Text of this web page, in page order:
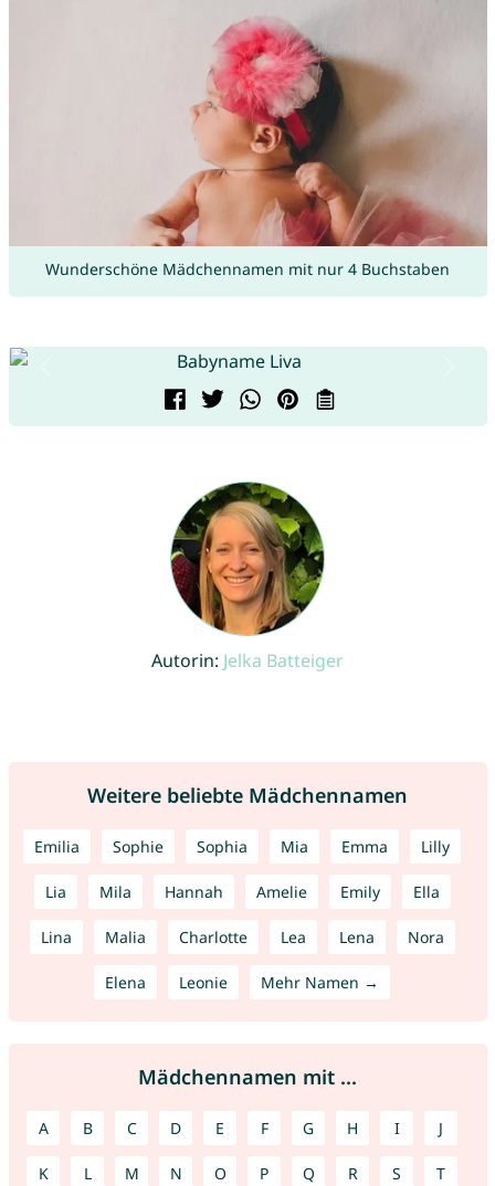
Wunderschöne Mädchennamen mit nur 4 Buchstaben
Autorin: Jelka Batteiger
Weitere beliebte Mädchennamen
Emilia Sophie Sophia Mia Emma Lilly
Lia Mila Hannah Amelie Emily Ella
Lina Malia Charlotte Lea Lena Nora
Elena Leonie Mehr Namen →
Mädchennamen mit ...
A B C D E F G H I J
K L M N O P Q R S T